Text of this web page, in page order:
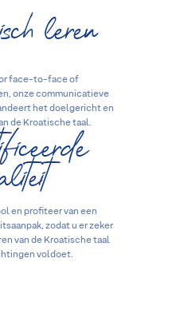
leren
face-to-face of
onze communicatieve
het doelgericht en
de Kroatische taal.
en profiteer van een
zodat u er zeker
van de Kroatische taal
voldoet.